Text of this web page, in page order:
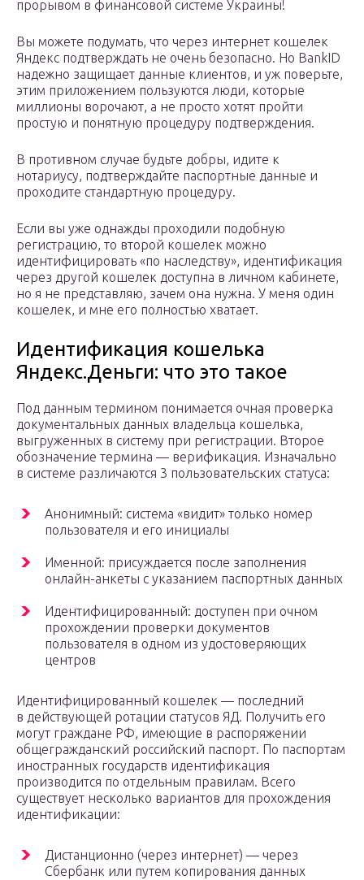
прорывом в финансовой системе Украины!
Вы можете подумать, что через интернет кошелек
Яндекс подтверждать не очень безопасно. Но BankID
надежно защищает данные клиентов, и уж поверьте,
этим приложением пользуются люди, которые
миллионы ворочают, а не просто хотят пройти
простую и понятную процедуру подтверждения.
В противном случае будьте добры, идите к
нотариусу, подтверждайте паспортные данные и
проходите стандартную процедуру.
Если вы уже однажды проходили подобную
регистрацию, то второй кошелек можно
идентифицировать «по наследству», идентификация
через другой кошелек доступна в личном кабинете,
но я не представляю, зачем она нужна. У меня один
кошелек, и мне его полностью хватает.
Идентификация кошелька
Яндекс.Деньги: что это такое
Под данным термином понимается очная проверка
документальных данных владельца кошелька,
выгруженных в систему при регистрации. Второе
обозначение термина — верификация. Изначально
в системе различаются 3 пользовательских статуса:
Анонимный: система «видит» только номер
пользователя и его инициалы
Именной: присуждается после заполнения
онлайн-анкеты с указанием паспортных данных
Идентифицированный: доступен при очном
прохождении проверки документов
пользователя в одном из удостоверяющих
центров
Идентифицированный кошелек — последний
в действующей ротации статусов ЯД. Получить его
могут граждане РФ, имеющие в распоряжении
общегражданский российский паспорт. По паспортам
иностранных государств идентификация
производится по отдельным правилам. Всего
существует несколько вариантов для прохождения
идентификации:
Дистанционно (через интернет) — через
Сбербанк или путем копирования данных